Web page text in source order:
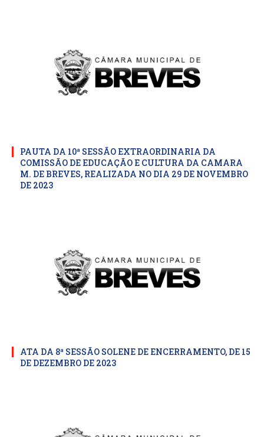
PAUTA DA 10ª SESSÃO EXTRAORDINARIA DA
COMISSÃO DE EDUCAÇÃO E CULTURA DA CAMARA
M. DE BREVES, REALIZADA NO DIA 29 DE NOVEMBRO
DE 2023
ATA DA 8ª SESSÃO SOLENE DE ENCERRAMENTO, DE 15
DE DEZEMBRO DE 2023